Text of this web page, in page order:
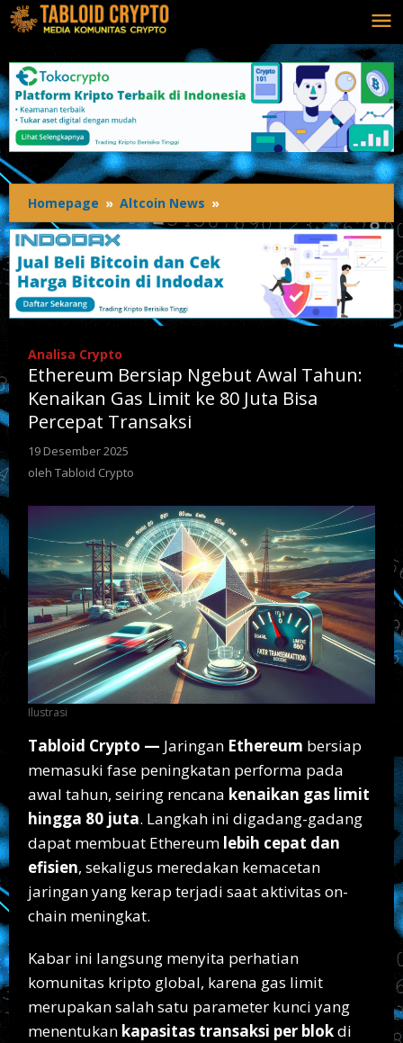
Lewati
ke
konten
Homepage » Altcoin News »
Bersiap
Tahun:
Kenaikan
Gas
80
Juta
Bisa
Analisa Crypto
Ethereum Bersiap Ngebut Awal Tahun:
Kenaikan Gas Limit ke 80 Juta Bisa
Percepat Transaksi
19 Desember 2025
oleh Tabloid Crypto
Ilustrasi
Tabloid Crypto — Jaringan Ethereum bersiap
memasuki fase peningkatan performa pada
awal tahun, seiring rencana kenaikan gas limit
hingga 80 juta. Langkah ini digadang-gadang
dapat membuat Ethereum lebih cepat dan
efisien, sekaligus meredakan kemacetan
jaringan yang kerap terjadi saat aktivitas on-
chain meningkat.
Kabar ini langsung menyita perhatian
komunitas kripto global, karena gas limit
merupakan salah satu parameter kunci yang
menentukan kapasitas transaksi per blokdi